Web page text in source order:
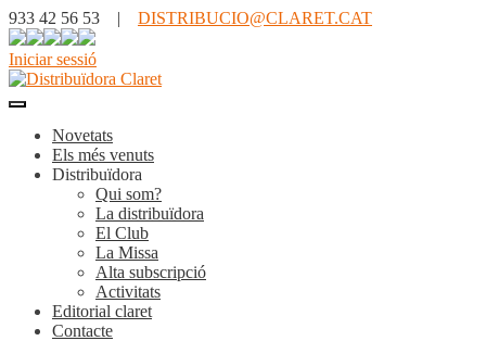
933 42 56 53 | DISTRIBUCIO@CLARET.CAT
Iniciar sessió
Novetats
Els més venuts
Distribuïdora
Qui som?
La distribuïdora
El Club
La Missa
Alta subscripció
Activitats
Editorial claret
Contacte